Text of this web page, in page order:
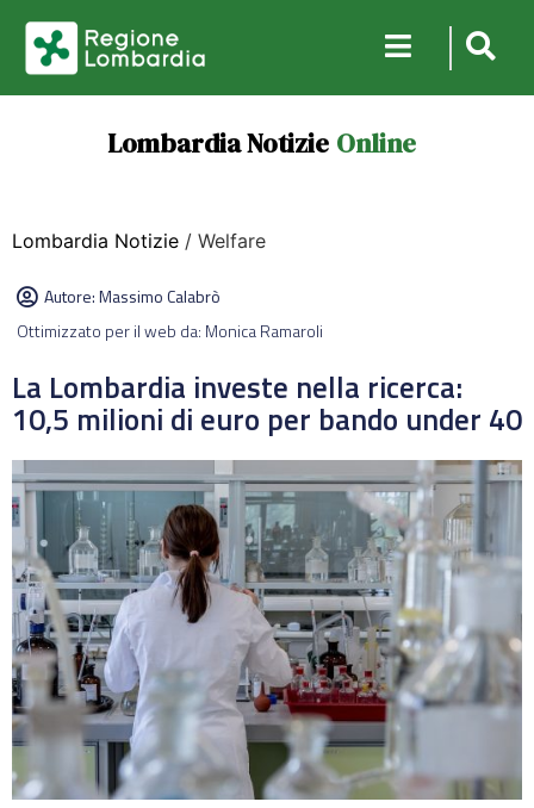
Lombardia Notizie Online
Lombardia Notizie / Welfare
Autore:Massimo Calabrò
Ottimizzato per il web da: Monica Ramaroli
La Lombardia investe nella ricerca:
10,5 milioni di euro per bando under 40